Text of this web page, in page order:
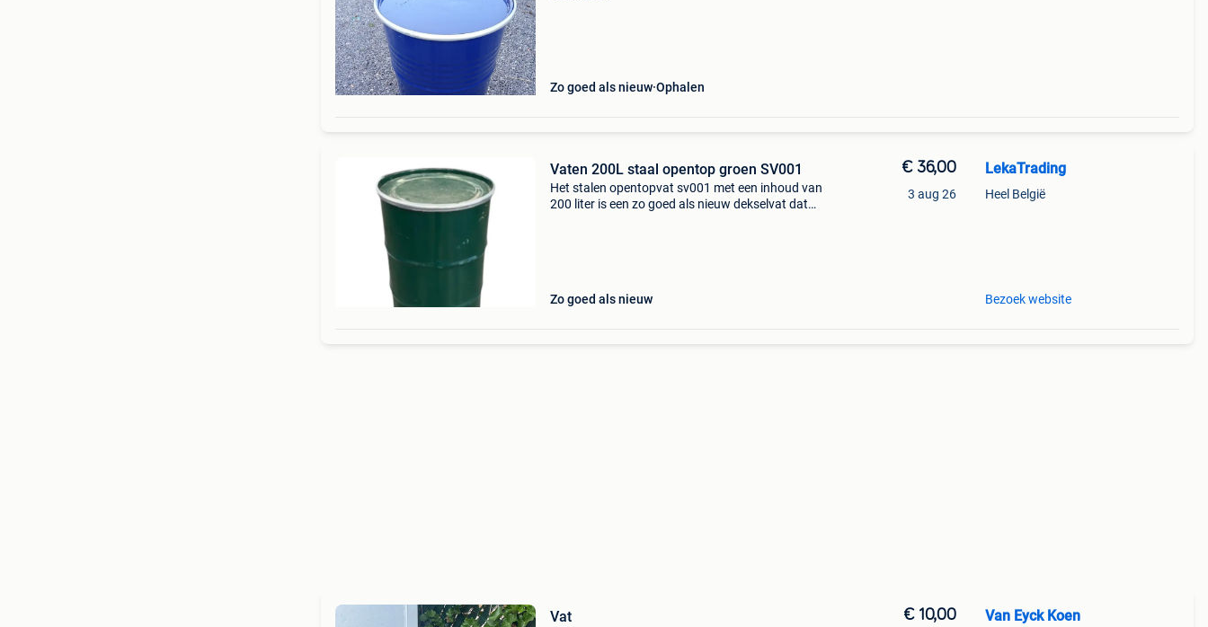
Zo goed als nieuw Ophalen
Vaten 200L staal opentop groen SV001
Het stalen opentopvat sv001 met een inhoud van
200 liter is een zo goed als nieuw dekselvat dat
Zo goed als nieuw
€ 36,00
3 aug 26
LekaTrading
Heel België
Bezoek website
Vat € 10,00 Van Eyck Koen